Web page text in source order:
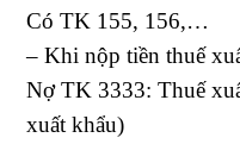
Có TK 155, 156,…
– Khi nộp tiền thuế
Nợ TK 3333: Thuế
xuất khẩu)